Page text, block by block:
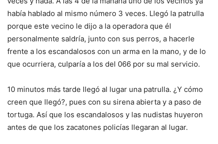
había hablado al mismo número 3 veces. Llegó la patrulla
porque este vecino le dijo a la operadora que él
personalmente saldría, junto con sus perros, a hacerle
frente a los escandalosos con un arma en la mano, y de lo
que ocurriera, culparía a los del 066 por su mal servicio.
10 minutos más tarde llegó al lugar una patrulla. ¿Y cómo
creen que llegó?, pues con su sirena abierta y a paso de
tortuga. Así que los escandalosos y las nudistas huyeron
antes de que los zacatones policías llegaran al lugar.